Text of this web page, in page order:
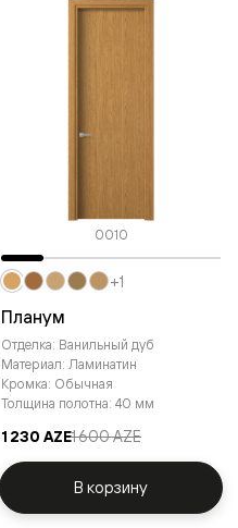
0010
Планум
Отделка: Ванильный дуб
Материал: Ламинатин
Кромка: Обычная
Толщина полотна: 40 мм
1 230 AZE1 600 AZE
+1
В корзину